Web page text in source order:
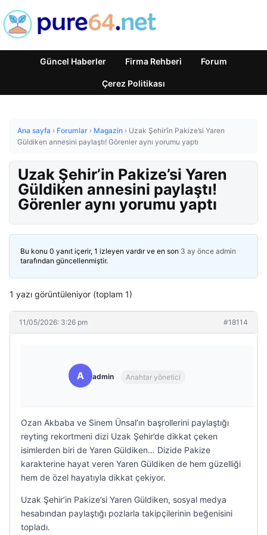
Güncel Haberler Firma Rehberi Forum
Çerez Politikası
Ana sayfa › Forumlar › Magazin › Uzak Şehir’in Pakize’si Yaren
Güldiken annesini paylaştı! Görenler aynı yorumu yaptı
Uzak Şehir’in Pakize’si Yaren
Güldiken annesini paylaştı!
Görenler aynı yorumu yaptı
Bu konu 0 yanıt içerir, 1 izleyen vardır ve en son 3 ay önce admin
tarafından güncellenmiştir.
1 yazı görüntüleniyor (toplam 1)
11/05/2026: 3:26 pm #18114
A admin Anahtar yönetici
Ozan Akbaba ve Sinem Ünsal’ın başrollerini paylaştığı
reyting rekortmeni dizi Uzak Şehir’de dikkat çeken
isimlerden biri de Yaren Güldiken… Dizide Pakize
karakterine hayat veren Yaren Güldiken de hem güzelliği
hem de özel hayatıyla dikkat çekiyor.
Uzak Şehir’in Pakize’si Yaren Güldiken, sosyal medya
hesabından paylaştığı pozlarla takipçilerinin beğenisini
topladı.